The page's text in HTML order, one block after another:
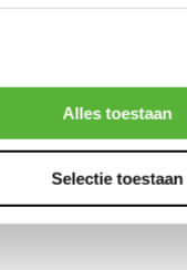
Alles toestaan
Selectie toestaan